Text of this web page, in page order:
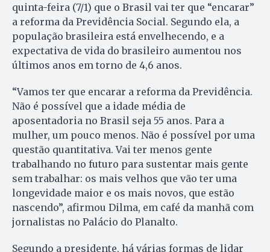
quinta-feira (7/1) que o Brasil vai ter que “encarar”
a reforma da Previdência Social. Segundo ela, a
população brasileira está envelhecendo, e a
expectativa de vida do brasileiro aumentou nos
últimos anos em torno de 4,6 anos.
“Vamos ter que encarar a reforma da Previdência.
Não é possível que a idade média de
aposentadoria no Brasil seja 55 anos. Para a
mulher, um pouco menos. Não é possível por uma
questão quantitativa. Vai ter menos gente
trabalhando no futuro para sustentar mais gente
sem trabalhar: os mais velhos que vão ter uma
longevidade maior e os mais novos, que estão
nascendo”, afirmou Dilma, em café da manhã com
jornalistas no Palácio do Planalto.
Segundo a presidente, há várias formas de lidar